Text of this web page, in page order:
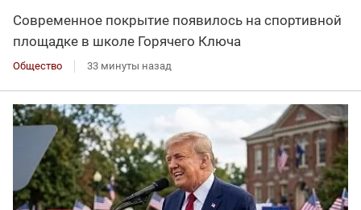
Современное покрытие появилось на спортивной
площадке в школе Горячего Ключа
Общество 33 минуты назад